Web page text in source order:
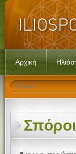
Αρχική
Σπόροι